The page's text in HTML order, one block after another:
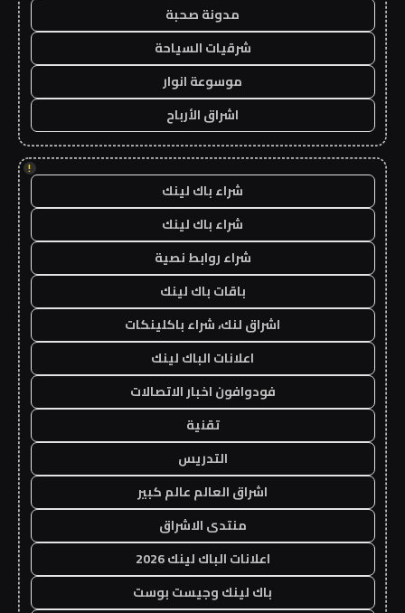
مدونة صحبة
شرقيات السياحة
موسوعة انوار
اشراق الأرباح
!
شراء باك لينك
شراء باك لينك
شراء روابط نصية
باقات باك لينك
اشراق لنك، شراء باكلينكات
اعلانات الباك لينك
فودوافون اخبار الاتصالات
تقنية
التدريس
اشراق العالم عالم كبير
منتدى الاشراق
اعلانات الباك لينك 2026
باك لينك وجيست بوست